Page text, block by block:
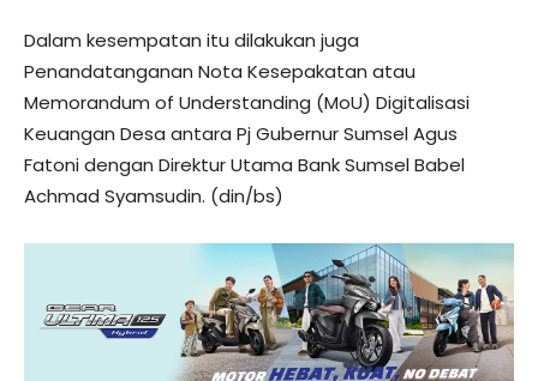
Dalam kesempatan itu dilakukan juga
Penandatanganan Nota Kesepakatan atau
Memorandum of Understanding (MoU) Digitalisasi
Keuangan Desa antara Pj Gubernur Sumsel Agus
Fatoni dengan Direktur Utama Bank Sumsel Babel
Achmad Syamsudin. (din/bs)